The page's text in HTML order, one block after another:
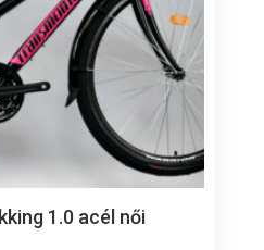
1.0 acél női